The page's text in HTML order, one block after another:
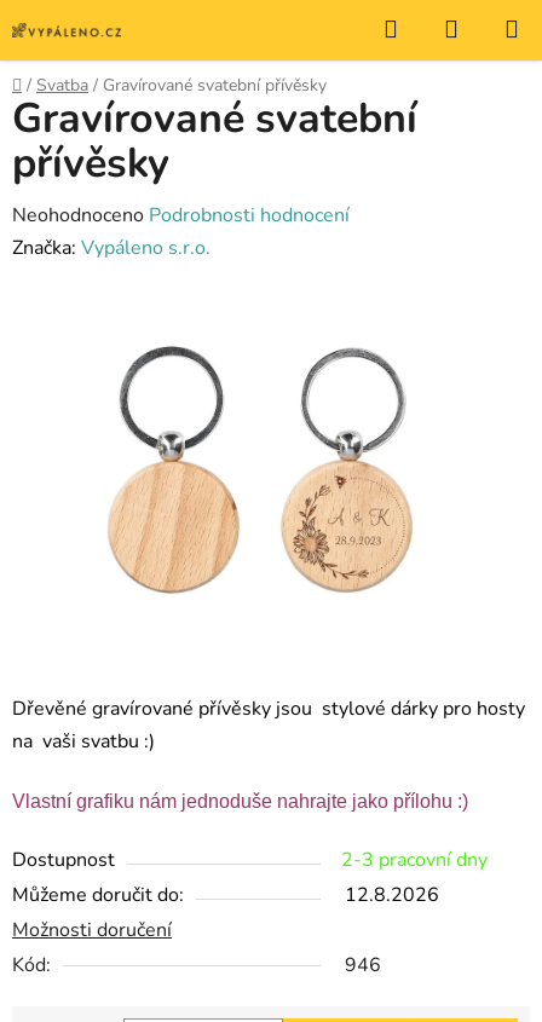
na
obsah
Hledat
KOŠÍK
Domů
/ Svatba / Gravírované svatební přívěsky
Dřevěné gravírované přívěsky jsou stylové dárky pro hosty
na vaši svatbu :)
Vlastní grafiku nám jednoduše nahrajte jako přílohu :)
Dostupnost
2-3 pracovní dny
Můžeme doručit do:
12.8.2026
Možnosti doručení
Kód:
946
Gravírované svatební
přívěsky
Průměrné
hodnocení
Neohodnoceno Podrobnosti hodnocení
Značka: Vypáleno s.r.o.